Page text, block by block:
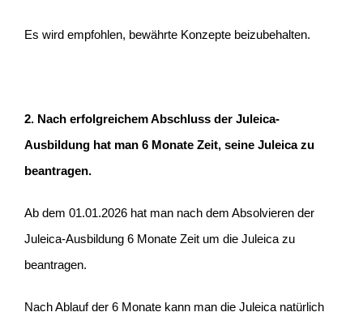
Es wird empfohlen, bewährte Konzepte beizubehalten.
2. Nach erfolgreichem Abschluss der Juleica-
Ausbildung hat man 6 Monate Zeit, seine Juleica zu
beantragen.
Ab dem 01.01.2026 hat man nach dem Absolvieren der
Juleica-Ausbildung 6 Monate Zeit um die Juleica zu
beantragen.
Nach Ablauf der 6 Monate kann man die Juleica natürlich